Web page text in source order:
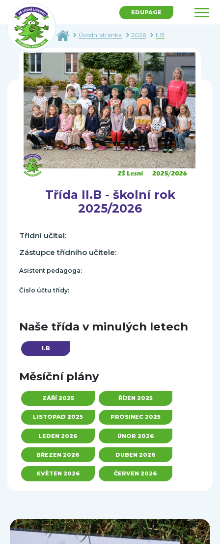
EDUPAGE
Úvodní stránka 2026 II.B
Třída II.B - školní rok
2025/2026
Třídní učitel:
Zástupce třídního učitele:
Asistent pedagoga:
Číslo účtu třídy:
Naše třída v minulých letech
I.B
Měsíční plány
ZÁŘÍ 2025 ŘÍJEN 2025
LISTOPAD 2025 PROSINEC 2025
LEDEN 2026 ÚNOR 2026
BŘEZEN 2026 DUBEN 2026
KVĚTEN 2026 ČERVEN 2026